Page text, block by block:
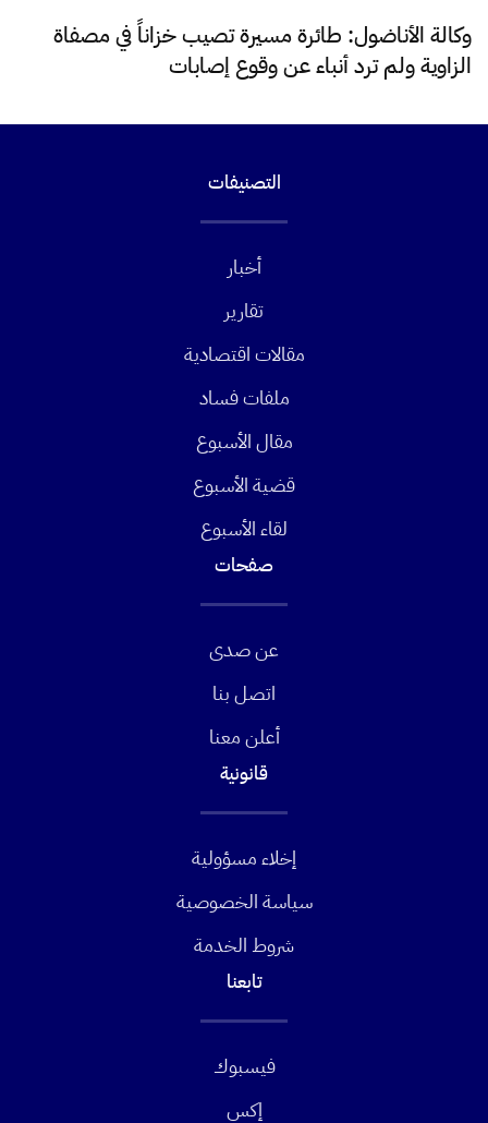
وكالة الأناضول: طائرة مسيرة تصيب خزاناً في مصفاة
الزاوية ولم ترد أنباء عن وقوع إصابات
التصنيفات
أخبار
تقارير
مقالات اقتصادية
ملفات فساد
مقال الأسبوع
قضية الأسبوع
لقاء الأسبوع
صفحات
عن صدى
اتصل بنا
أعلن معنا
قانونية
إخلاء مسؤولية
سياسة الخصوصية
شروط الخدمة
تابعنا
فيسبوك
إكس